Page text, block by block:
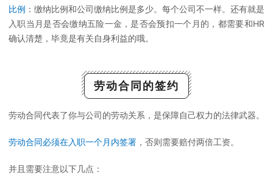
比例 ：缴纳比例和公司缴纳比例是多少。每个公司不一样。还有就是
入职当月是否会缴纳五险一金，是否会预扣一个月的，都需要和HR
确认清楚，毕竟是有关自身利益的哦。
劳动合同的签约
劳动合同代表了你与公司的劳动关系，是保障自己权力的法律武器。
劳动合同必须在入职一个月内签署 ，否则需要赔付两倍工资。
并且需要注意以下几点：